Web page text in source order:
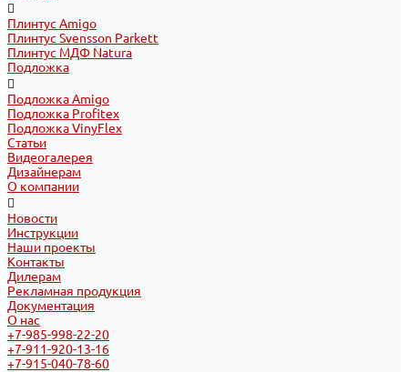
Плинтус Amigo
Плинтус Svensson Parkett
Плинтус МДФ Natura
Подложка
Подложка Amigo
Подложка Profitex
Подложка VinyFlex
Статьи
Видеогалерея
Дизайнерам
О компании
Новости
Инструкции
Наши проекты
Контакты
Дилерам
Рекламная продукция
Документация
О нас
+7-985-998-22-20
+7-911-920-13-16
+7-915-040-78-60